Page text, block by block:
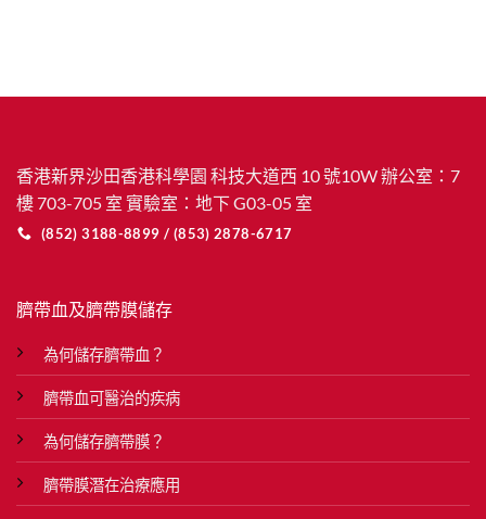
香港新界沙田香港科學園 科技大道西 10 號10W 辦公室：7
樓 703-705 室 實驗室：地下 G03-05 室
(852) 3188-8899 / (853) 2878-6717
臍帶血及臍帶膜儲存
為何儲存臍帶血？
臍帶血可醫治的疾病
為何儲存臍帶膜？
臍帶膜潛在治療應用